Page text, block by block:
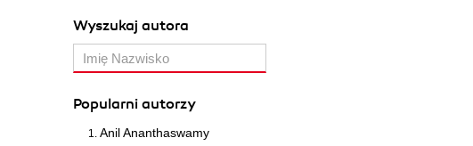
Wyszukaj autora
Popularni autorzy
Anil Ananthaswamy